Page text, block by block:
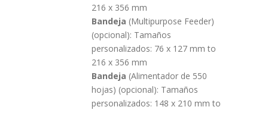
216 x 356 mm
Bandeja (Multipurpose Feeder)
(opcional): Tamaños
personalizados: 76 x 127 mm to
216 x 356 mm
Bandeja (Alimentador de 550
hojas) (opcional): Tamaños
personalizados: 148 x 210 mm to